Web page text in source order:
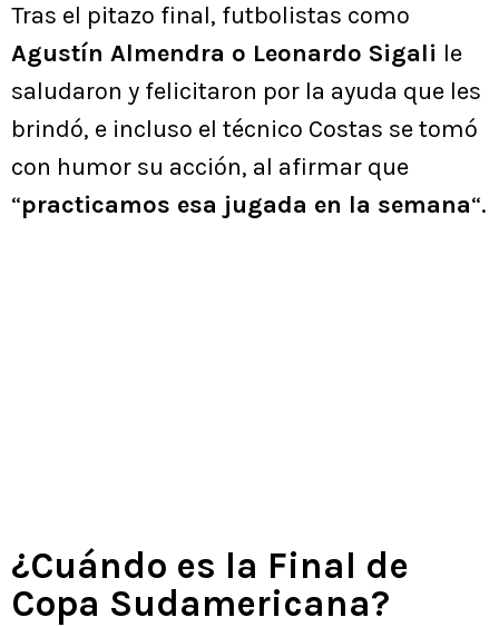
Tras el pitazo final, futbolistas como
Agustín Almendra o Leonardo Sigali le
saludaron y felicitaron por la ayuda que les
brindó, e incluso el técnico Costas se tomó
con humor su acción, al afirmar que
“practicamos esa jugada en la semana“.
¿Cuándo es la Final de
Copa Sudamericana?